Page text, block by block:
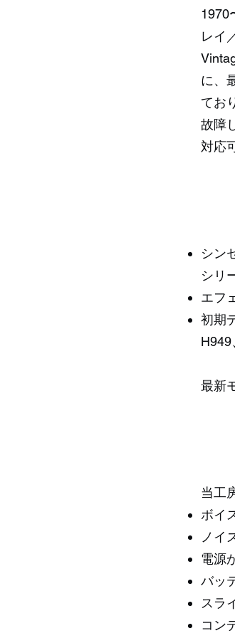
1970
レイ
に、
てお
故障
対応
シン
シリ
エフ
初期
H949
最新
当工
ボイ
ノイ
電源
バッ
スラ
コン